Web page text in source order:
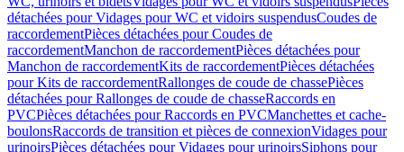
détachées pour Vidages pour WC et vidoirs suspendusCoudes de
raccordementPièces détachées pour Coudes de
raccordementManchon de raccordementPièces détachées pour
Manchon de raccordementKits de raccordementPièces détachées
pour Kits de raccordementRallonges de coude de chassePièces
détachées pour Rallonges de coude de chasseRaccords en
PVCPièces détachées pour Raccords en PVCManchettes et cache-
boulonsRaccords de transition et pièces de connexionVidages pour
urinoirsPièces détachées pour Vidages pour urinoirsSiphons pour